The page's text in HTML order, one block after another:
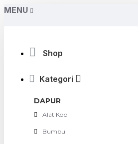
MENU
Shop
Kategori
DAPUR
Alat Kopi
Bumbu